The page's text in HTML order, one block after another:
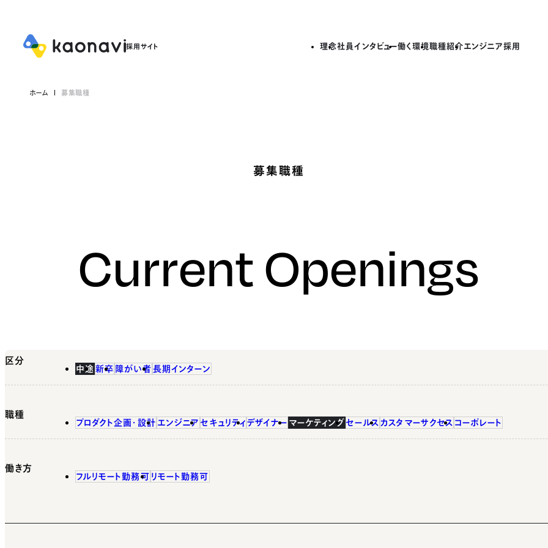
理念社員インタビュー働く環境職種紹介エンジニア採用
ホーム 募集職種
募集職種
Current Openings
区分
中途 新卒 障がい者 長期インターン
職種
プロダクト企画・設計 エンジニア セキュリティ デザイナー マーケティング セールス カスタマーサクセス コーポレート
働き方
フルリモート勤務可 リモート勤務可